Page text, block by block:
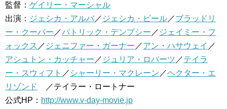
監督： ゲイリー・マーシャル
出演： ジェシカ・アルバ／ ジェシカ・ビール／ブラッドリ
ー・クーパー ／パトリック・デンプシー ／ ジェイミー・フ
ォックス ／ ジェニファー・ガーナー ／アン・ハサウェイ ／
アシュトン・カッチャー ／ ジュリア・ロバーツ ／テイラ
ー・スウィフト ／ シャーリー・マクレーン ／ヘクター・エ
リゾンド
／テイラー・ロートナー
公式HP： http://www.v-day-movie.jp